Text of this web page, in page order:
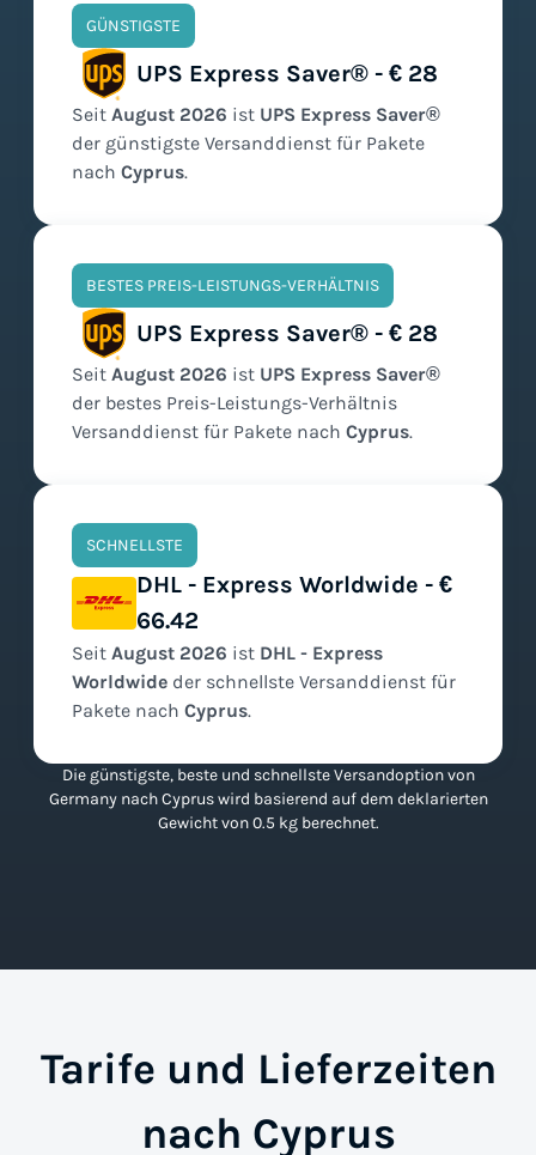
GÜNSTIGSTE
UPS Express Saver® - € 28
Seit August 2026 ist UPS Express Saver®
der günstigste Versanddienst für Pakete
nach Cyprus.
BESTES PREIS-LEISTUNGS-VERHÄLTNIS
UPS Express Saver® - € 28
Seit August 2026 ist UPS Express Saver®
der bestes Preis-Leistungs-Verhältnis
Versanddienst für Pakete nach Cyprus.
SCHNELLSTE
DHL - Express Worldwide - €
66.42
Seit August 2026 ist DHL - Express
Worldwide der schnellste Versanddienst für
Pakete nach Cyprus.
Die günstigste, beste und schnellste Versandoption von
Germany nach Cyprus wird basierend auf dem deklarierten
Gewicht von 0.5 kg berechnet.
Tarife und Lieferzeiten
nach Cyprus